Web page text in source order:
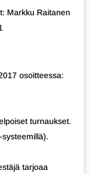
Markku Raitanen
osoitteessa:
turnaukset.
tarjoaa